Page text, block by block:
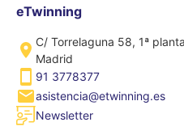
eTwinning
C/ Torrelaguna 58, 1ª
Madrid
91 3778377
asistencia@etwinning.es
Newsletter